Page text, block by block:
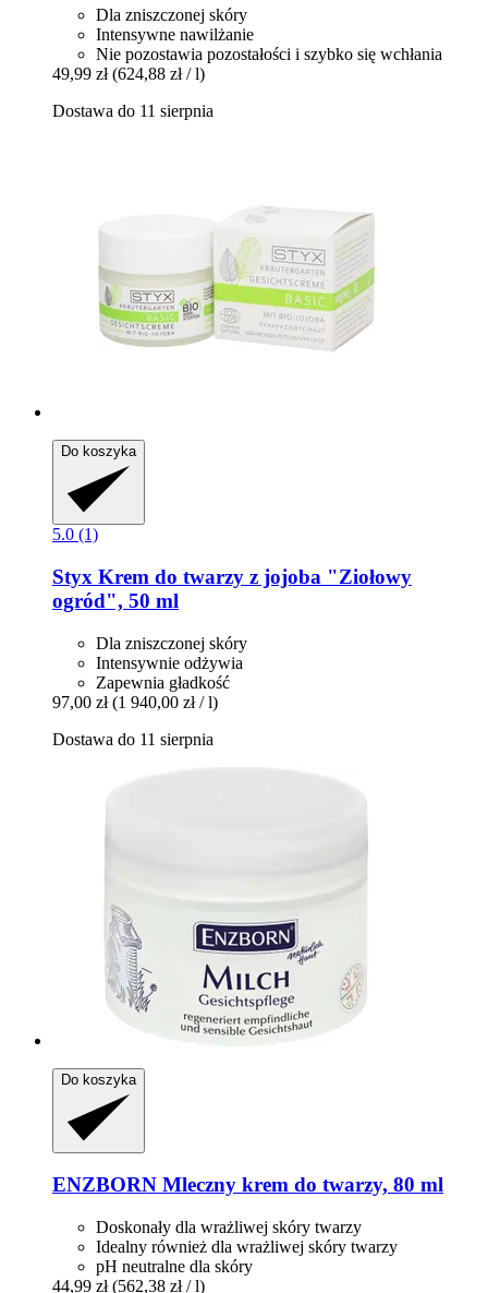
Dla zniszczonej skóry
Intensywne nawilżanie
Nie pozostawia pozostałości i szybko się wchłania
49,99 zł (624,88 zł / l)
Dostawa do 11 sierpnia
Do koszyka
5.0 (1)
Styx Krem do twarzy z jojoba "Ziołowy
ogród", 50 ml
Dla zniszczonej skóry
Intensywnie odżywia
Zapewnia gładkość
97,00 zł (1 940,00 zł / l)
Dostawa do 11 sierpnia
Do koszyka
ENZBORN Mleczny krem do twarzy, 80 ml
Doskonały dla wrażliwej skóry twarzy
Idealny również dla wrażliwej skóry twarzy
pH neutralne dla skóry
44,99 zł (562,38 zł / l)